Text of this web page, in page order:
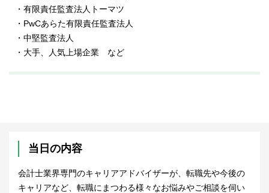
・有限責任監査法人トーマツ
・PwCあらた有限責任監査法人
・中堅監査法人
・大手、人気上場企業 など
当日の内容
会計士業界専門のキャリアアドバイザーが、転職先や今後の
キャリアなど、転職にまつわる様々なお悩みやご相談を伺い